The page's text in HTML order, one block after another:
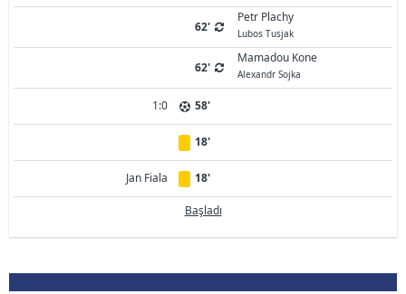
62'
Petr Plachy
Lubos Tusjak
62'
Mamadou Kone
Alexandr Sojka
1:0 58'
18'
Jan Fiala 18'
Başladı